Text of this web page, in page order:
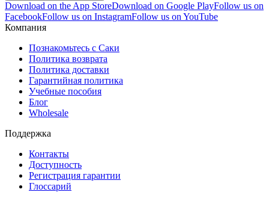
Download on the App StoreDownload on Google PlayFollow us on
FacebookFollow us on InstagramFollow us on YouTube
Компания
Познакомьтесь с Саки
Политика возврата
Политика доставки
Гарантийная политика
Учебные пособия
Блог
Wholesale
Поддержка
Контакты
Доступность
Регистрация гарантии
Глоссарий